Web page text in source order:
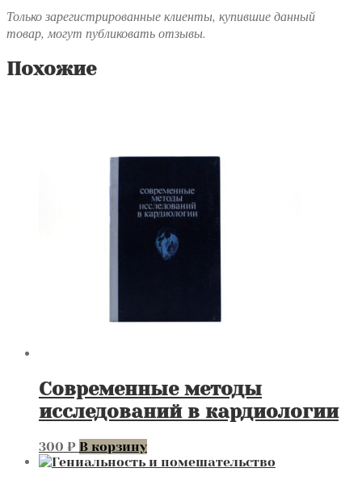
Только зарегистрированные клиенты, купившие данный
товар, могут публиковать отзывы.
Похожие
Современные методы
исследований в кардиологии
300 ₽ В корзину